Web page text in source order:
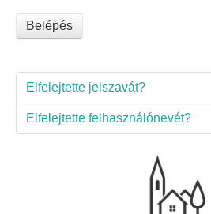
Értéktár bizottság
Látnivalók
Szállások
Református Egyház
Belépés
Elfelejtette jelszavát?
Elfelejtette felhasználónevét?